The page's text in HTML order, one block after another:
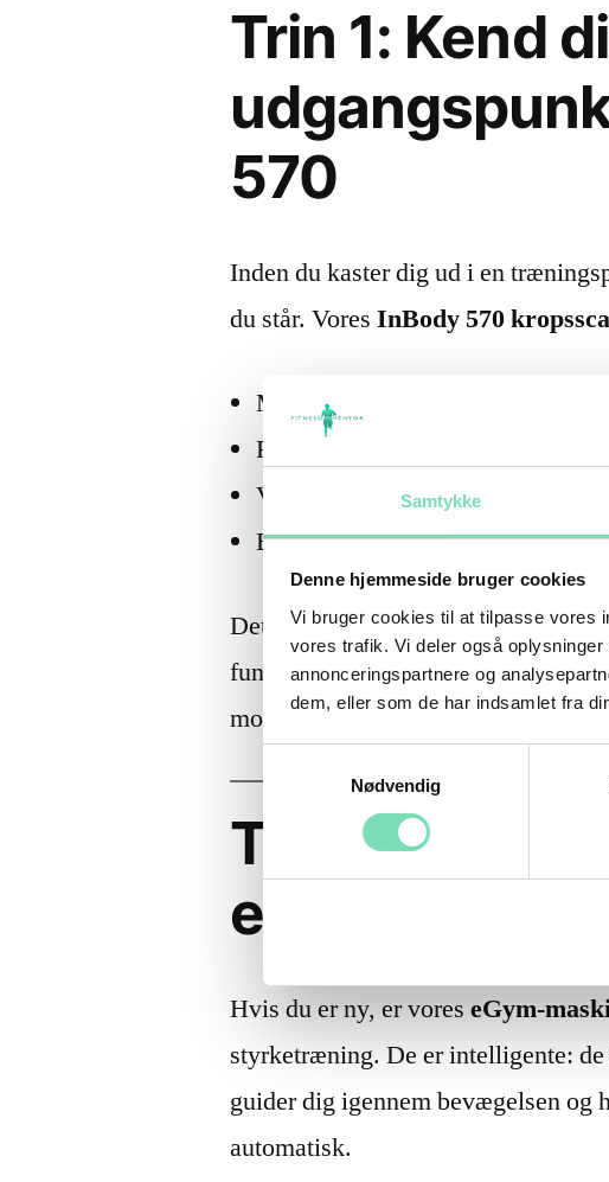
Samtykke
Denne hjemmeside bruger cookies
Vi bruger cookies til at tilpasse vores
vores trafik. Vi deler også
annonceringspartnere og
dem, eller som de har indsamlet fra
Nødvendig
Trin 1: Kend
570
Inden du kaster dig ud i en
du står. VoresInBody 570
Muskelmasse fordelt på arme,
Fedtprocent og visceralt fedt
Væskebalance
Basalstofskifte
Det tager kun få minutter, og
fundament at bygge på. Ingen
motiverende end bare at stille sig
Trin 2: Start
eGym
Hvis du er ny, er voreseGym-
styrketræning. De er intelligente:
guider dig igennem bevægelsen og
automatisk.